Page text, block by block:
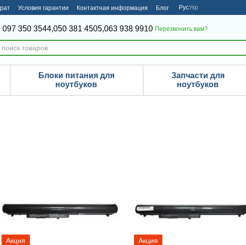
Условия гарантии Контактная информация Блог РусУкр
097 350 3544,050 381 4505,063 938 9910 Перезвонить вам?
Блоки питания для
ноутбуков
Запчасти для
ноутбуков
Акция
Акция